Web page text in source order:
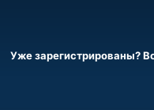
Уже зарегистрированы?